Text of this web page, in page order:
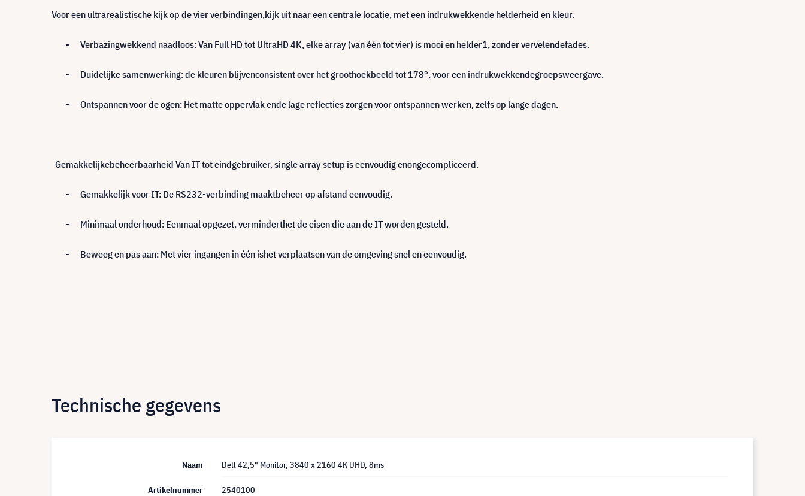
Voor een ultrarealistische kijk op de vier verbindingen,kijk uit naar een centrale locatie, met een indrukwekkende helderheid en kleur.
- Verbazingwekkend naadloos: Van Full HD tot UltraHD 4K, elke array (van één tot vier) is mooi en helder1, zonder vervelendefades.
- Duidelijke samenwerking: de kleuren blijvenconsistent over het groothoekbeeld tot 178°, voor een indrukwekkendegroepsweergave.
- Ontspannen voor de ogen: Het matte oppervlak ende lage reflecties zorgen voor ontspannen werken, zelfs op lange dagen.
Gemakkelijkebeheerbaarheid Van IT tot eindgebruiker, single array setup is eenvoudig enongecompliceerd.
- Gemakkelijk voor IT: De RS232-verbinding maaktbeheer op afstand eenvoudig.
- Minimaal onderhoud: Eenmaal opgezet, verminderthet de eisen die aan de IT worden gesteld.
- Beweeg en pas aan: Met vier ingangen in één ishet verplaatsen van de omgeving snel en eenvoudig.
Technische gegevens
Naam Dell 42,5" Monitor, 3840 x 2160 4K UHD, 8ms
Artikelnummer 2540100